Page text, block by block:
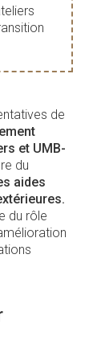
de
et UMB-
du
aides
du rôle